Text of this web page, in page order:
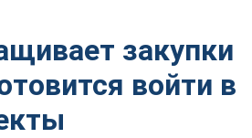
закупки
войти в